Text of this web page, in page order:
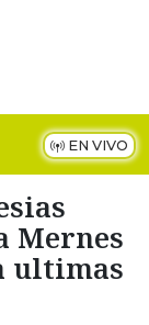
EN VIVO
Mernes
ultimas